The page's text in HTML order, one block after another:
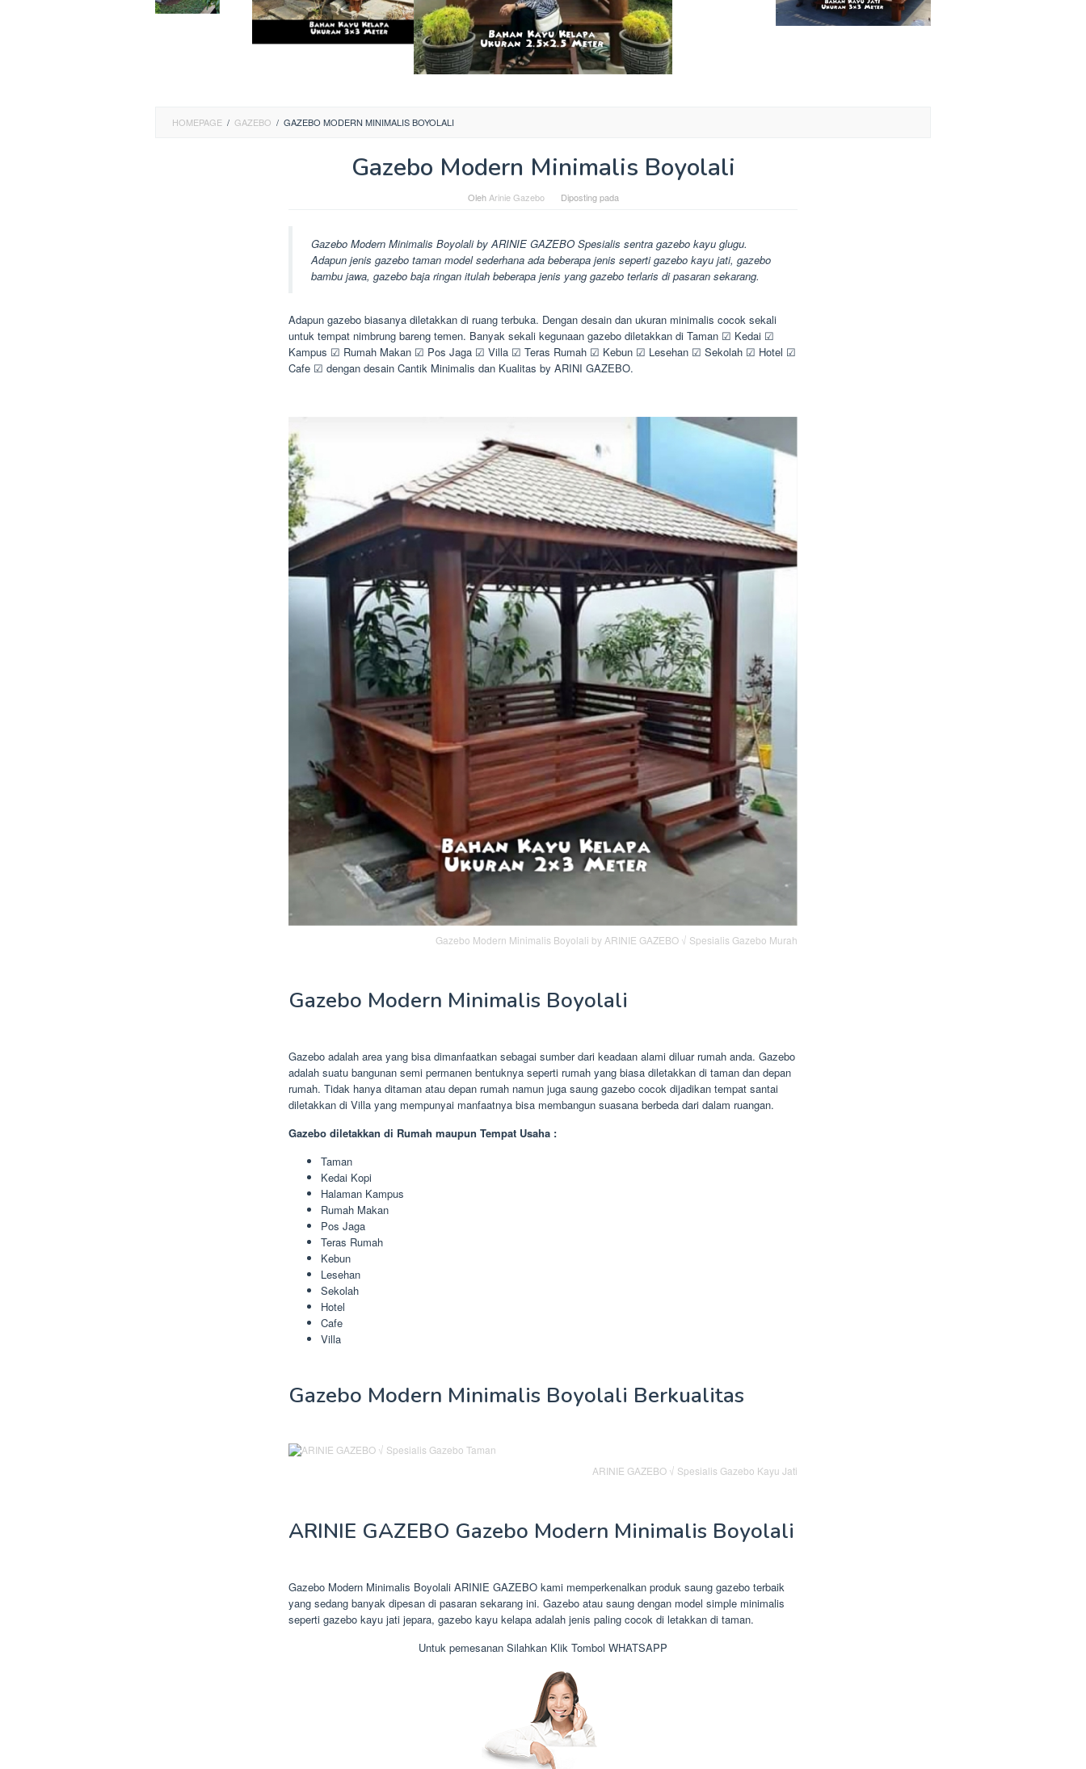
HOMEPAGE / GAZEBO / GAZEBO MODERN MINIMALIS BOYOLALI
Gazebo Modern Minimalis Boyolali
Oleh Arinie Gazebo Diposting pada
Gazebo Modern Minimalis Boyolali by ARINIE GAZEBO Spesialis sentra gazebo kayu glugu.
Adapun jenis gazebo taman model sederhana ada beberapa jenis seperti gazebo kayu jati, gazebo
bambu jawa, gazebo baja ringan itulah beberapa jenis yang gazebo terlaris di pasaran sekarang.
Adapun gazebo biasanya diletakkan di ruang terbuka. Dengan desain dan ukuran minimalis cocok sekali
untuk tempat nimbrung bareng temen. Banyak sekali kegunaan gazebo diletakkan di Taman ☑ Kedai ☑
Kampus ☑ Rumah Makan ☑ Pos Jaga ☑ Villa ☑ Teras Rumah ☑ Kebun ☑ Lesehan ☑ Sekolah ☑ Hotel ☑
Cafe ☑ dengan desain Cantik Minimalis dan Kualitas by ARINI GAZEBO.
Gazebo Modern Minimalis Boyolali by ARINIE GAZEBO √ Spesialis Gazebo Murah
Gazebo Modern Minimalis Boyolali
Gazebo adalah area yang bisa dimanfaatkan sebagai sumber dari keadaan alami diluar rumah anda. Gazebo
adalah suatu bangunan semi permanen bentuknya seperti rumah yang biasa diletakkan di taman dan depan
rumah. Tidak hanya ditaman atau depan rumah namun juga saung gazebo cocok dijadikan tempat santai
diletakkan di Villa yang mempunyai manfaatnya bisa membangun suasana berbeda dari dalam ruangan.
Gazebo diletakkan di Rumah maupun Tempat Usaha :
Taman
Kedai Kopi
Halaman Kampus
Rumah Makan
Pos Jaga
Teras Rumah
Kebun
Lesehan
Sekolah
Hotel
Cafe
Villa
Gazebo Modern Minimalis Boyolali Berkualitas
ARINIE GAZEBO √ Spesialis Gazebo Kayu Jati
ARINIE GAZEBO Gazebo Modern Minimalis Boyolali
Gazebo Modern Minimalis Boyolali ARINIE GAZEBO kami memperkenalkan produk saung gazebo terbaik
yang sedang banyak dipesan di pasaran sekarang ini. Gazebo atau saung dengan model simple minimalis
seperti gazebo kayu jati jepara, gazebo kayu kelapa adalah jenis paling cocok di letakkan di taman.
Untuk pemesanan Silahkan Klik Tombol WHATSAPP